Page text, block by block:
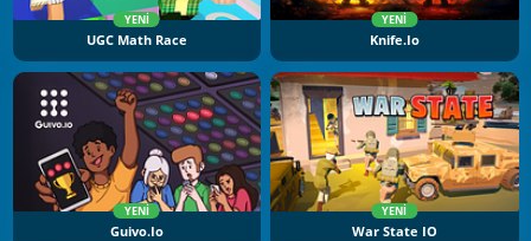
YENI
UGC Math Race
YENI
Knife.io
YENI
Guivo.io
YENI
War State IO